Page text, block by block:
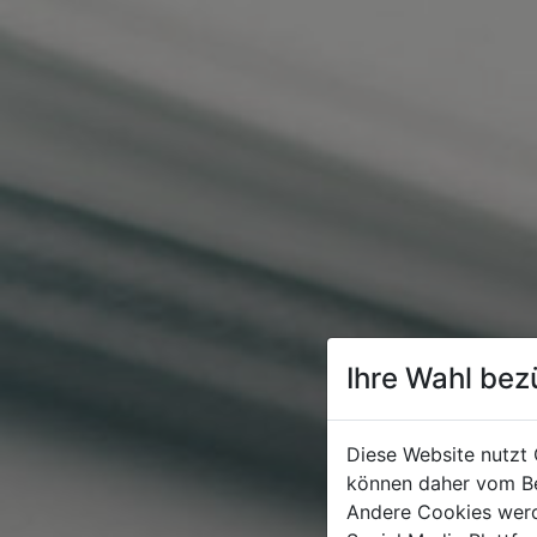
Ihre Wahl
Diese Website
können daher vom
Andere Cookies